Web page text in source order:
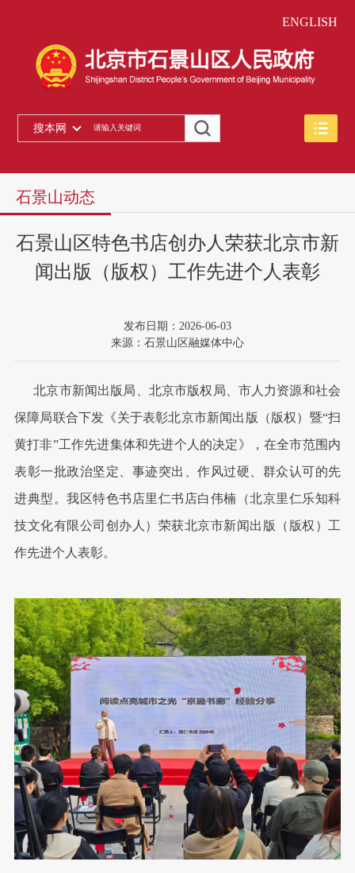
ENGLISH
搜本网
石景山动态
石景山区特色书店创办人荣获北京市新
闻出版（版权）工作先进个人表彰
发布日期：2026-06-03
来源：石景山区融媒体中心
北京市新闻出版局、北京市版权局、市人力资源和社会
保障局联合下发《关于表彰北京市新闻出版（版权）暨“扫
黄打非”工作先进集体和先进个人的决定》，在全市范围内
表彰一批政治坚定、事迹突出、作风过硬、群众认可的先
进典型。我区特色书店里仁书店白伟楠（北京里仁乐知科
技文化有限公司创办人）荣获北京市新闻出版（版权）工
作先进个人表彰。